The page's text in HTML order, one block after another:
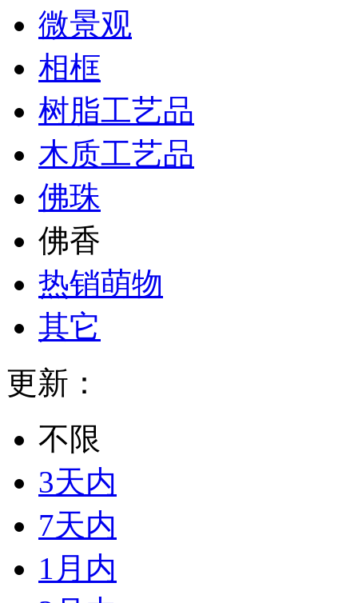
微景观
相框
树脂工艺品
木质工艺品
佛珠
佛香
热销萌物
其它
更新：
不限
3天内
7天内
1月内